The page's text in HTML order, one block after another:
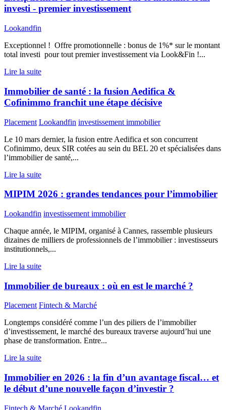
investi - premier investissement
Lookandfin
Exceptionnel ! Offre promotionnelle : bonus de 1%* sur le montant
total investi pour tout premier investissement via Look&Fin !...
Lire la suite
Immobilier de santé : la fusion Aedifica &
Cofinimmo franchit une étape décisive
Placement Lookandfin investissement immobilier
Le 10 mars dernier, la fusion entre Aedifica et son concurrent
Cofinimmo, deux SIR cotées au sein du BEL 20 et spécialisées dans
l’immobilier de santé,...
Lire la suite
MIPIM 2026 : grandes tendances pour l’immobilier
Lookandfin investissement immobilier
Chaque année, le MIPIM, organisé à Cannes, rassemble plusieurs
dizaines de milliers de professionnels de l’immobilier : investisseurs
institutionnels,...
Lire la suite
Immobilier de bureaux : où en est le marché ?
Placement Fintech & Marché
Longtemps considéré comme l’un des piliers de l’immobilier
d’investissement, le marché des bureaux traverse aujourd’hui une
phase de transformation. Entre...
Lire la suite
Immobilier en 2026 : la fin d’un avantage fiscal… et
le début d’une nouvelle façon d’investir ?
Fintech & Marché Lookandfin